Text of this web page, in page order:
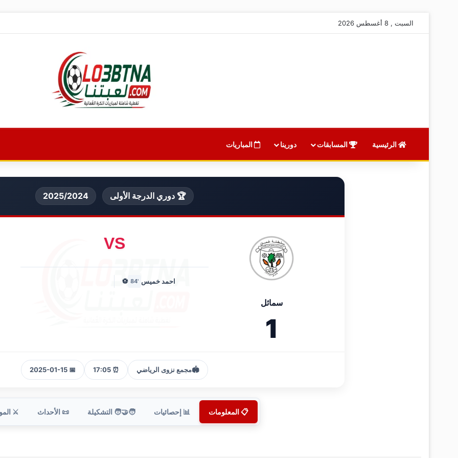
السبت , 8 أغسطس 2026
الرئيسية المسابقات دورينا المباريات
🏆 دوري الدرجة الأولى 2025/2024
سمائل
1
VS
احمد خميس '84
⚽
🏟️مجمع نزوى الرياضي ⏰ 17:05
📅 2025-01-15
📋 المعلومات 📊 إحصائيات 🧑‍🤝‍🧑 التشكيلة 📜 الأحداث ⚔️